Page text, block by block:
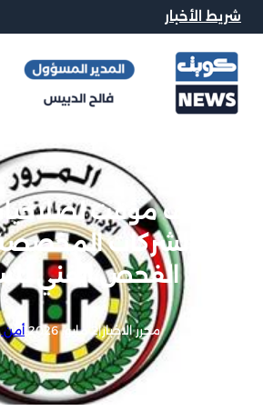
شريط الأخبار
إيقاف مؤقت
الشركات المخصصة
الفحص الفني
محرر الاخبار|2 مايو, 2026 |أمن